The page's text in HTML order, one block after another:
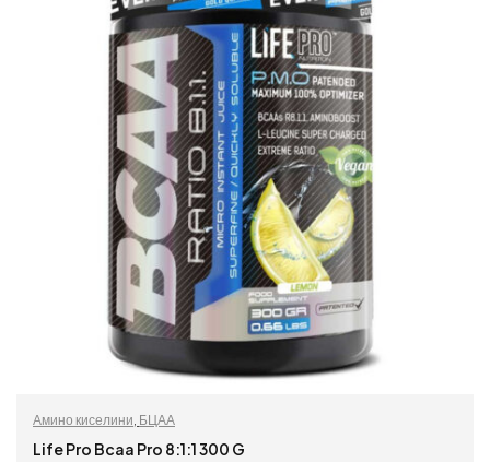
Амино киселини, БЦАА
Life Pro Bcaa Pro 8:1:1 300 G